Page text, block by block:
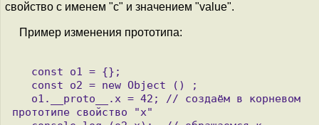
свойство с именем "c" и значением "value".
Пример изменения прототипа:
прототипе свойство "x"